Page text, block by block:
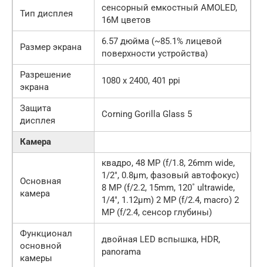
Тип дисплея
сенсорный емкостный AMOLED,
16M цветов
Размер экрана
6.57 дюйма (~85.1% лицевой
поверхности устройства)
Разрешение
экрана
1080 x 2400, 401 ppi
Защита
дисплея
Corning Gorilla Glass 5
Камера
Основная
камера
квадро, 48 MP (f/1.8, 26mm wide,
1/2″, 0.8µm, фазовый автофокус)
8 MP (f/2.2, 15mm, 120˚ ultrawide,
1/4″, 1.12µm) 2 MP (f/2.4, macro) 2
MP (f/2.4, сенсор глубины)
Функционал
основной
камеры
двойная LED вспышка, HDR,
panorama